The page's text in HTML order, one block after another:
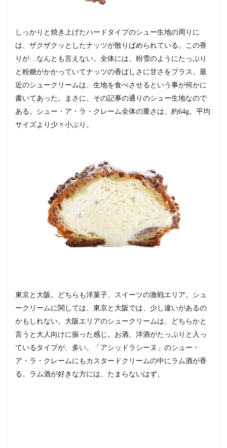
しっかりと焼き上げたハードタイプのシュー生地の周りに
は、ザクザクッとしたナッツが散りばめられている。この香
りが…なんとも言えない。全体には、粉雪のようにたっぷり
と粉糖がかかっていてナッツの香ばしさに甘さをプラス。最
近のシュークリームは、生地を食べさせるという事が何かに
書いてあった。まさに、その記事の通りのシュー生地なので
ある。シュー・ア・ラ・クレーム全体の重さは、約64g。平均
サイズより少々小ぶり。
東京と大阪。どちらも洋菓子、スイーツの激戦エリア。シュ
ークリームに関しては、東京と大阪では、少し違いがあるの
かもしれない。大阪エリアのシュークリームは、どちらかと
言うと大人向けに振った感じ。お酒、洋酒がたっぷりと入っ
ているタイプが、多い。「アシッドラシーヌ」のシュー・
ア・ラ・クレームにもカスタードクリームの中にラム酒が香
る。ラム酒が好きな方には、たまらないはず。